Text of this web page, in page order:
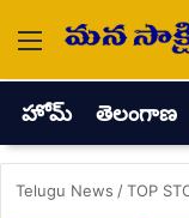
Menu
హోమ్ తెలంగాణ
Telugu News /TOP